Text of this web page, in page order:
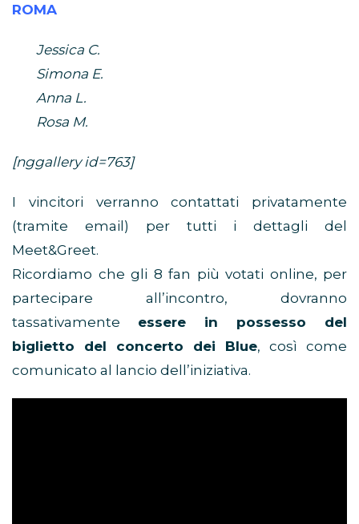
ROMA
Jessica C.
Simona E.
Anna L.
Rosa M.
[nggallery id=763]
I vincitori verranno contattati privatamente
(tramite email) per tutti i dettagli del
Meet&Greet.
Ricordiamo che gli 8 fan più votati online, per
partecipare all’incontro, dovranno
tassativamente essere in possesso del
biglietto del concerto dei Blue, così come
comunicato al lancio dell’iniziativa.